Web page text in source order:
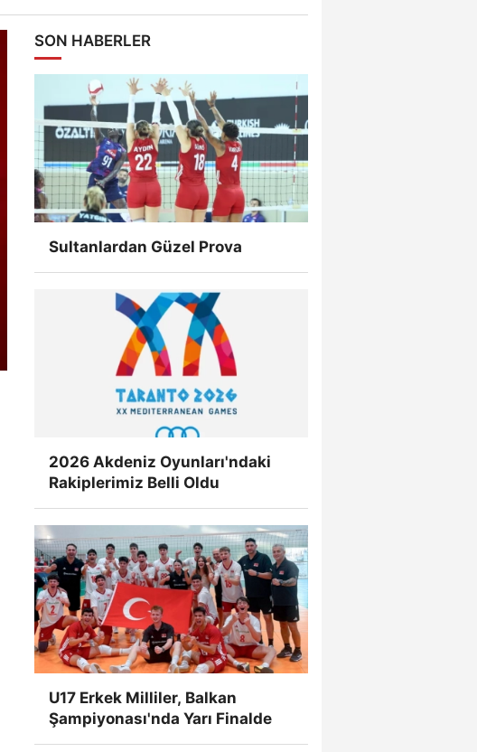
SON HABERLER
Sultanlardan Güzel Prova
2026 Akdeniz Oyunları'ndaki
Rakiplerimiz Belli Oldu
U17 Erkek Milliler, Balkan
Şampiyonası'nda Yarı Finalde